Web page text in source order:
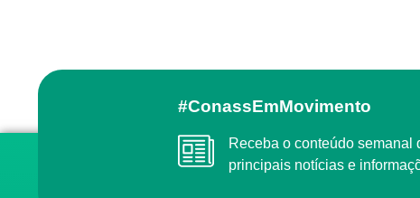
#ConassEmMovimento
Receba o conteúdo semanal do Conass com as
principais notícias e